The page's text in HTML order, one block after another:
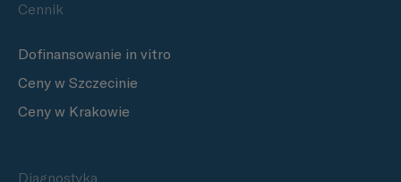
Cennik
Dofinansowanie in vitro
Ceny w Szczecinie
Ceny w Krakowie
Diagnostyka